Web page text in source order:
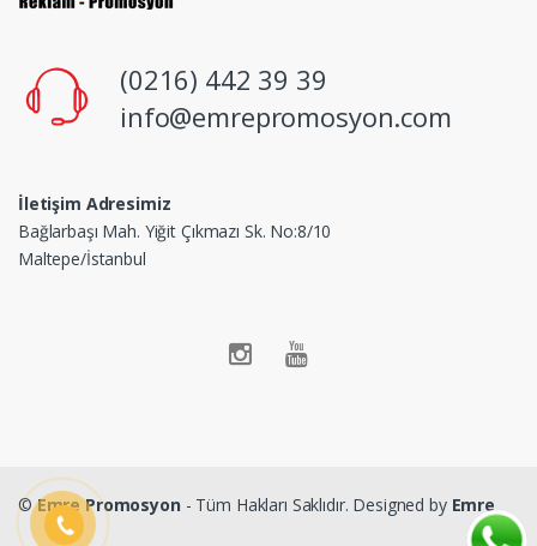
(0216) 442 39 39
info@emrepromosyon.com
İletişim Adresimiz
Bağlarbaşı Mah. Yiğit Çıkmazı Sk. No:8/10
Maltepe/İstanbul
©Emre Promosyon- Tüm Hakları Saklıdır. Designed by Emre